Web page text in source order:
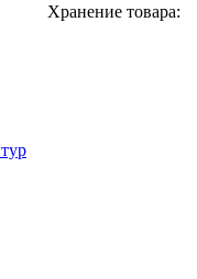
Хранение товара: